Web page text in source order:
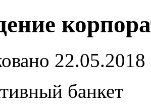
22.05.2018
банкет